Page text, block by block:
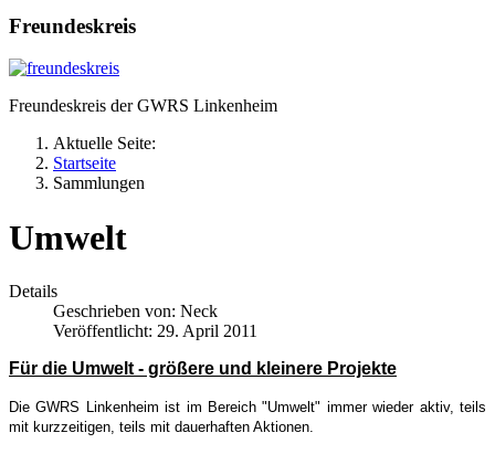
Freundeskreis
Freundeskreis der GWRS Linkenheim
Aktuelle Seite:
Startseite
Sammlungen
Umwelt
Details
Geschrieben von: Neck
Veröffentlicht: 29. April 2011
Für die Umwelt - größere und kleinere Projekte
Die GWRS Linkenheim ist im Bereich "Umwelt" immer wieder aktiv, teils
mit kurzzeitigen, teils mit dauerhaften Aktionen.